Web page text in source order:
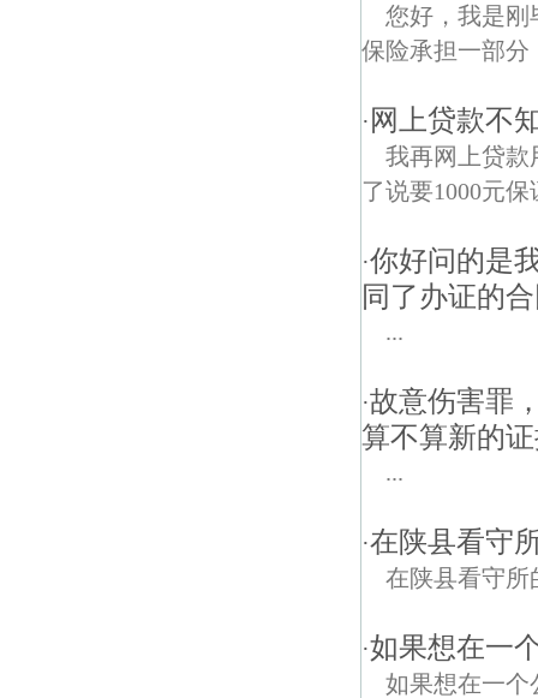
您好，我是刚
保险承担一部分
· 网上贷款不
我再网上贷款
了说要1000元
·你好问的是
同了办证的
...
·故意伤害罪
算不算新的
...
·在陕县看守
在陕县看守所
·如果想在一
如果想在一个